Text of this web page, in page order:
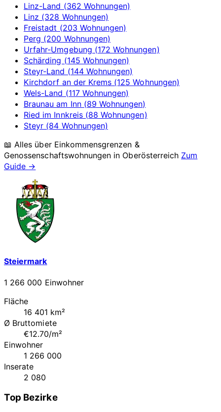
Linz-Land (362 Wohnungen)
Linz (328 Wohnungen)
Freistadt (203 Wohnungen)
Perg (200 Wohnungen)
Urfahr-Umgebung (172 Wohnungen)
Schärding (145 Wohnungen)
Steyr-Land (144 Wohnungen)
Kirchdorf an der Krems (125 Wohnungen)
Wels-Land (117 Wohnungen)
Braunau am Inn (89 Wohnungen)
Ried im Innkreis (88 Wohnungen)
Steyr (84 Wohnungen)
📖 Alles über Einkommensgrenzen &
Genossenschaftswohnungen in Oberösterreich Zum
Guide →
Steiermark
1 266 000 Einwohner
Fläche
16 401 km²
Ø Bruttomiete
€12.70/m²
Einwohner
1 266 000
Inserate
2 080
Top Bezirke